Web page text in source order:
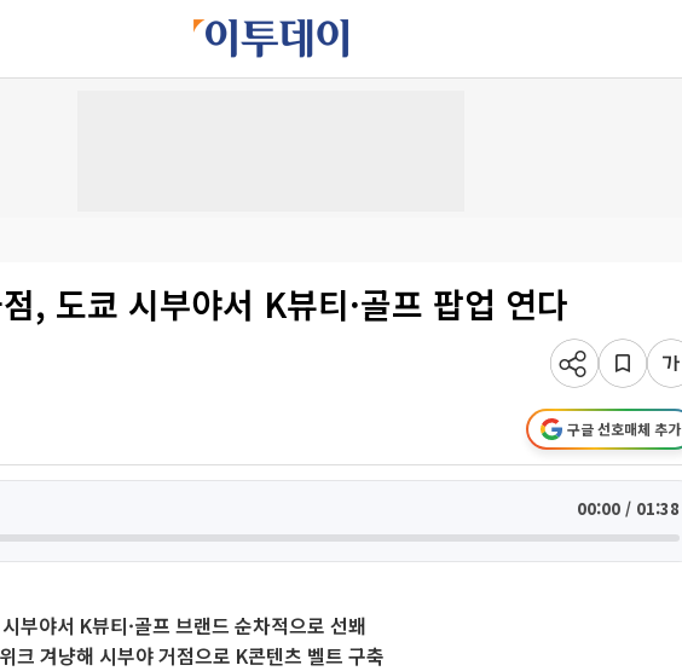
, 도쿄 시부야서 K뷰티·골프 팝업 연다
구글 선호매체 추가
00:00 / 01:38
부야서 K뷰티·골프 브랜드 순차적으로 선봬
크 겨냥해 시부야 거점으로 K콘텐츠 벨트 구축